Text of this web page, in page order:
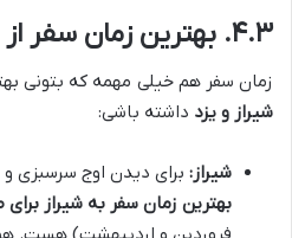
۴.۳. بهترین زمان سفر از منظر طبیعت
زمان سفر هم خیلی مهمه که بتونی
شیراز و یزد داشته باشی:
شیراز: برای دیدن اوج سرسبزی
بهترین زمان سفر به شیراز